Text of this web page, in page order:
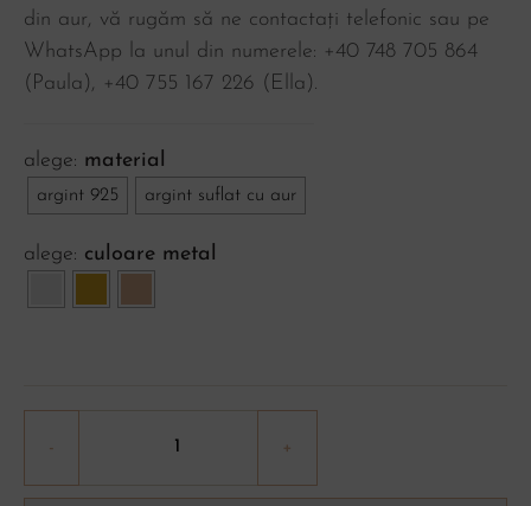
din aur, vă rugăm să ne contactați telefonic sau pe
WhatsApp la unul din numerele: +40 748 705 864
(Paula), ‪+40 755 167 226‬ (Ella).
material
argint 925 argint suflat cu aur
culoare metal